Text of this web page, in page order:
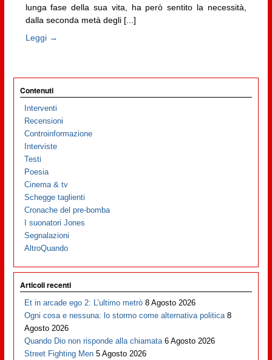
lunga fase della sua vita, ha però sentito la necessità,
dalla seconda metà degli [...]
Leggi →
Contenuti
Interventi
Recensioni
Controinformazione
Interviste
Testi
Poesia
Cinema & tv
Schegge taglienti
Cronache del pre-bomba
I suonatori Jones
Segnalazioni
AltroQuando
Articoli recenti
Et in arcade ego 2: L’ultimo metrò 8 Agosto 2026
Ogni cosa e nessuna: lo stormo come alternativa politica 8
Agosto 2026
Quando Dio non risponde alla chiamata 6 Agosto 2026
Street Fighting Men 5 Agosto 2026